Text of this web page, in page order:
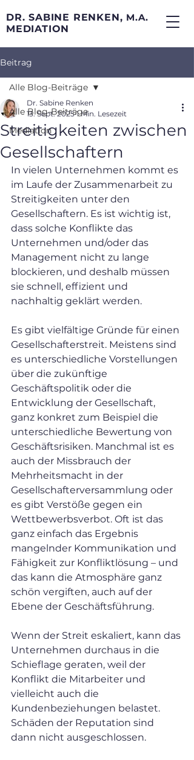
DR. SABINE RENKEN, M.A.
MEDIATION
Beitrag
Alle Blog-Beiträge
Mediation
Alle Blog-Beiträge
Streitigkeiten zwischen
Gesellschaftern
Dr. Sabine Renken
13. Sept. 2025 1 Min. Lesezeit
In vielen Unternehmen kommt es
im Laufe der Zusammenarbeit zu
Streitigkeiten unter den
Gesellschaftern. Es ist wichtig ist,
dass solche Konflikte das
Unternehmen und/oder das
Management nicht zu lange
blockieren, und deshalb müssen
sie schnell, effizient und
nachhaltig geklärt werden.
Es gibt vielfältige Gründe für einen
Gesellschafterstreit. Meistens sind
es unterschiedliche Vorstellungen
über die zukünftige
Geschäftspolitik oder die
Entwicklung der Gesellschaft,
ganz konkret zum Beispiel die
unterschiedliche Bewertung von
Geschäftsrisiken. Manchmal ist es
auch der Missbrauch der
Mehrheitsmacht in der
Gesellschafterversammlung oder
es gibt Verstöße gegen ein
Wettbewerbsverbot. Oft ist das
ganz einfach das Ergebnis
mangelnder Kommunikation und
Fähigkeit zur Konfliktlösung – und
das kann die Atmosphäre ganz
schön vergiften, auch auf der
Ebene der Geschäftsführung.
Wenn der Streit eskaliert, kann das
Unternehmen durchaus in die
Schieflage geraten, weil der
Konflikt die Mitarbeiter und
vielleicht auch die
Kundenbeziehungen belastet.
Schäden der Reputation sind
dann nicht ausgeschlossen.